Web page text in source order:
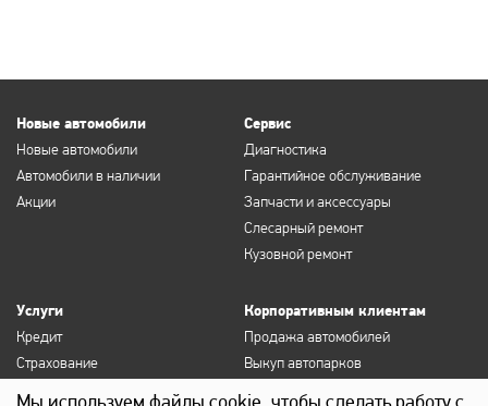
Новые автомобили
Новые автомобили
Автомобили в наличии
Акции
Сервис
Диагностика
Гарантийное обслуживание
Запчасти и аксессуары
Слесарный ремонт
Кузовной ремонт
Услуги
Кредит
Страхование
Продление полисов ОСАГО и
Корпоративным клиентам
Продажа автомобилей
Выкуп автопарков
Сервисное обслуживание